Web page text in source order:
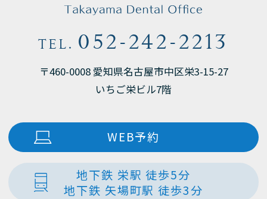
TEL. 052-242-2213
〒460-0008 愛知県名古屋市中区栄3-15-27
いちご栄ビル7階
WEB予約
地下鉄 栄駅 徒歩5分
地下鉄 矢場町駅 徒歩3分